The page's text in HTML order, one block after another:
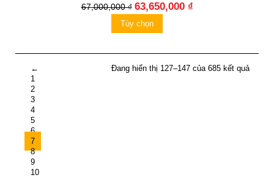
67,000,000 ₫ 63,650,000 ₫
Tùy chọn
←
1
2
3
4
5
6
7
8
9
10
Đang hiển thị 127–147 của 685 kết quả